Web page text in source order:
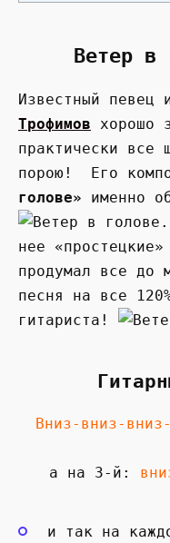
Ветер в
Известный певец
Трофимов хорошо
практически все
порою! Его
голове» именно
нее
продумал все до
песня на все
гитариста!
Вниз-вниз-
а на 3-й:
и так на